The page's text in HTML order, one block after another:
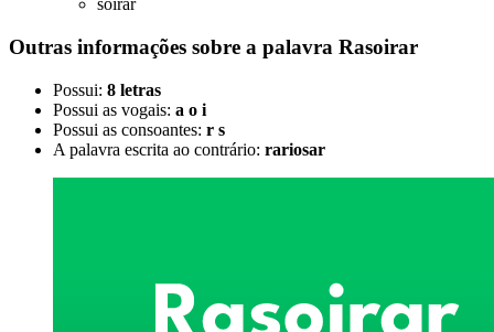
soirar
Outras informações sobre a palavra Rasoirar
Possui: 8 letras
Possui as vogais: a o i
Possui as consoantes: r s
A palavra escrita ao contrário: rariosar